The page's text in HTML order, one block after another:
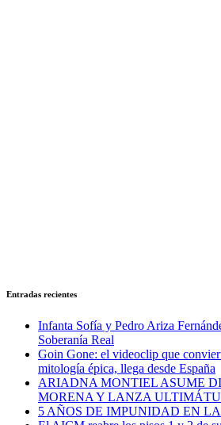
Entradas recientes
Infanta Sofía y Pedro Ariza
Soberanía Real
Goin Gone: el videoclip que
mitología épica, llega desde España
ARIADNA MONTIEL ASUME
MORENA Y LANZA
5 AÑOS DE IMPUNIDAD EN